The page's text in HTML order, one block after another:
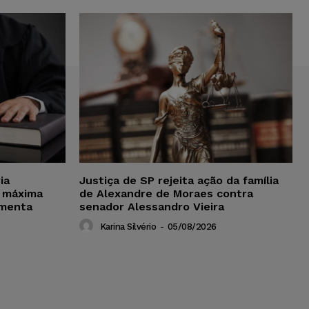
Justiça de SP rejeita ação da família
de Alexandre de Moraes contra
senador Alessandro Vieira
Karina Silvério - 05/08/2026